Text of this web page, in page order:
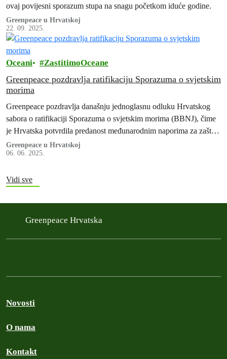
ovaj povijesni sporazum stupa na snagu početkom iduće godine.
Greenpeace u Hrvatskoj
22. 09. 2025.
Oceani ZastitimoOceane
Greenpeace pozdravlja ratifikaciju Sporazuma o svjetskim
morima
Greenpeace pozdravlja današnju jednoglasnu odluku Hrvatskog
sabora o ratifikaciji Sporazuma o svjetskim morima (BBNJ), čime
je Hrvatska potvrdila predanost međunarodnim naporima za zaštitu
oceana.
Greenpeace u Hrvatskoj
06. 06. 2025.
Vidi sve
Greenpeace Hrvatska
Novosti
O nama
Kontakt